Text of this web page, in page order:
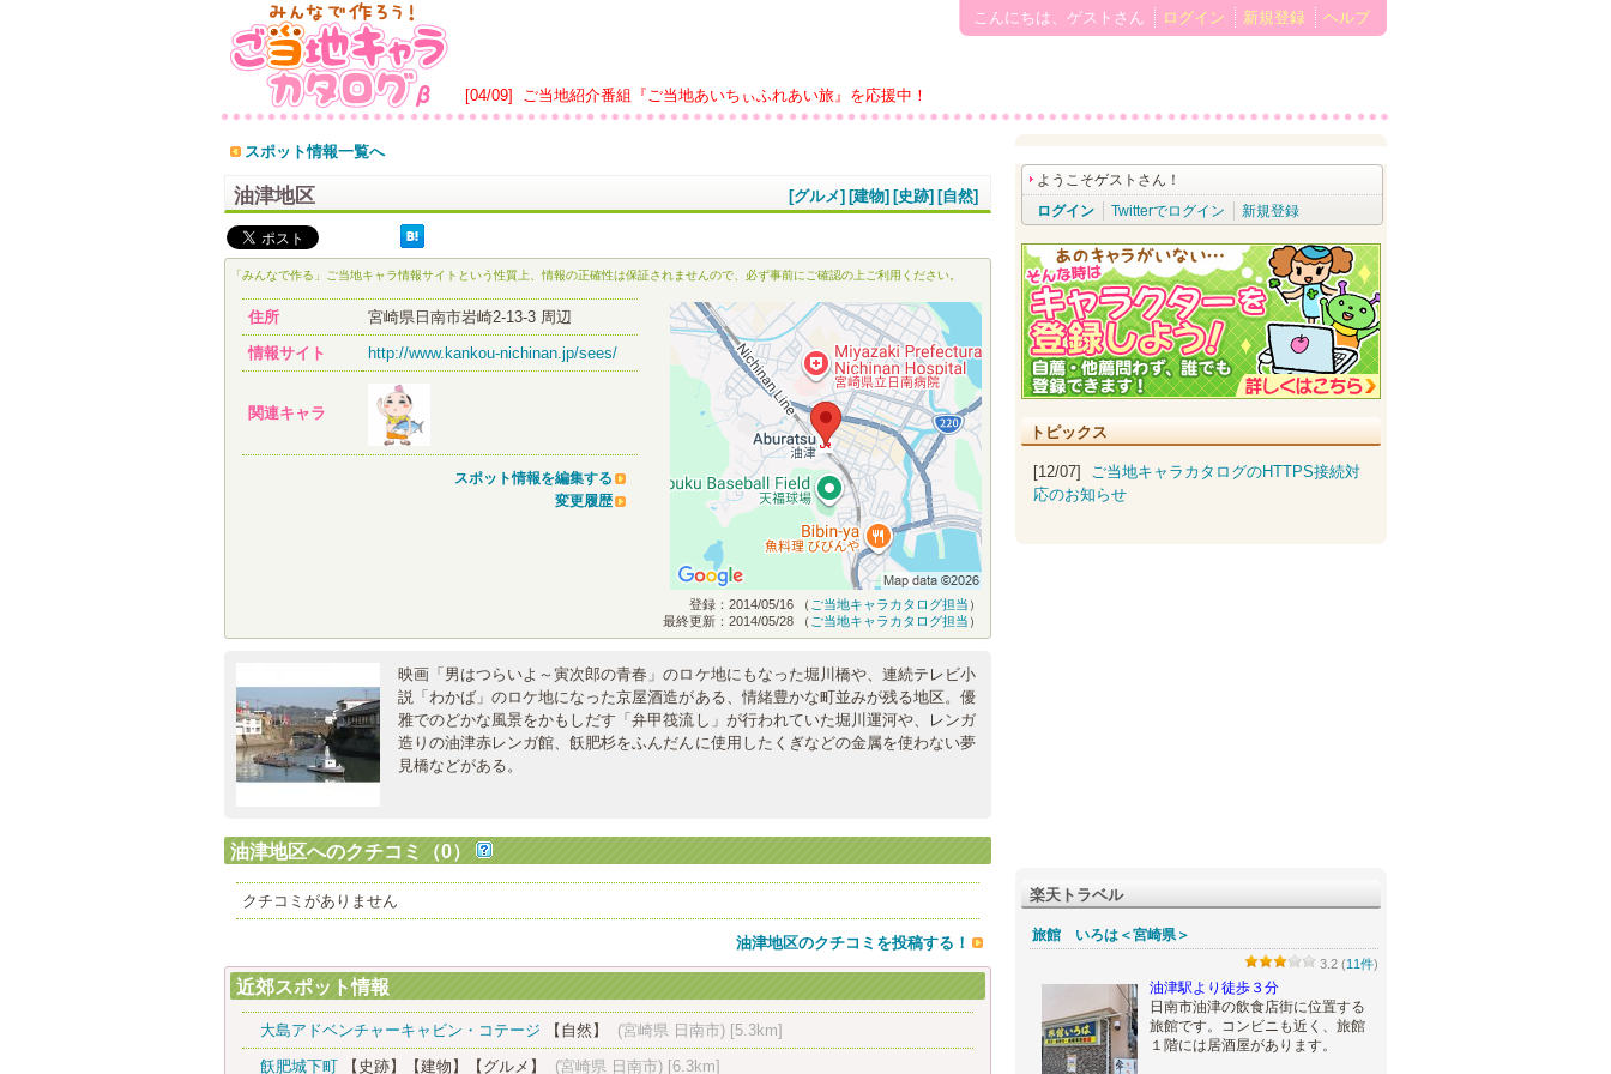
[04/09] ご当地紹介番組『ご当地あいちぃふれあい旅』を応援中！
こんにちは、ゲストさん ログイン 新規登録 ヘルプ
スポット情報一覧へ
油津地区 [自然]
[史跡]
[建物]
[グルメ]
「みんなで作る」ご当地キャラ情報サイトという性質上、情報の正確性は保証されませんので、必ず事前にご確認の上ご利用ください。
住所
宮崎県日南市岩崎2-13-3 周辺
情報サイト
http://www.kankou-nichinan.jp/sees/
関連キャラ
スポット情報を編集する
変更履歴
登録：2014/05/16 （ ご当地キャラカタログ担当 ）
最終更新：2014/05/28 （ ご当地キャラカタログ担当 ）
映画「男はつらいよ～寅次郎の青春」のロケ地にもなった堀川橋や、連続テレビ小
説「わかば」のロケ地になった京屋酒造がある、情緒豊かな町並みが残る地区。優
雅でのどかな風景をかもしだす「弁甲筏流し」が行われていた堀川運河や、レンガ
造りの油津赤レンガ館、飫肥杉をふんだんに使用したくぎなどの金属を使わない夢
見橋などがある。
油津地区へのクチコミ（0）
クチコミがありません
油津地区のクチコミを投稿する！
近郊スポット情報
大島アドベンチャーキャビン・コテージ 【自然】 (宮崎県 日南市) [5.3km]
飫肥城下町
【史跡】 【建物】 【グルメ】 (宮崎県 日南市) [6.3km]
ようこそゲストさん！
ログイン
Twitterでログイン 新規登録
トピックス
[12/07] ご当地キャラカタログのHTTPS接続対
応のお知らせ
楽天トラベル
旅館 いろは＜宮崎県＞
3.2 (11件)
油津駅より徒歩３分
日南市油津の飲食店街に位置する
旅館です。コンビニも近く、旅館
１階には居酒屋があります。